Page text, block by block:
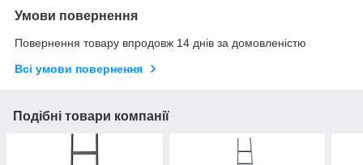
Умови повернення
Повернення товару впродовж 14 днів за домовленістю
Всі умови повернення
Подібні товари компанії